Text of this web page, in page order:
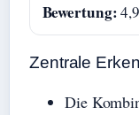
Bewertung:
Zentrale
Die